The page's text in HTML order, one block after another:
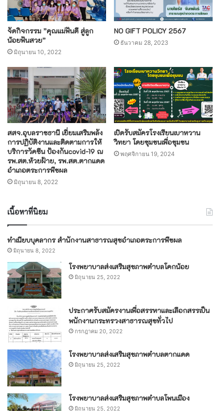
จัดกิจกรรม ”คุณแม่ฟันดี สู่ลูก
น้อยฟันสวย”
มิถุนายน 10, 2022
NO GIFT POLICY 2567
ธันวาคม 28, 2023
สสจ.อุบลราชธานี เยี่ยมเสริมพลัง
การปฏิบัติงานและติดตามการให้
บริการวัคซีน ป้องกันcovid-19 ณ
รพ.สต.ห้วยฝ้าย, รพ.สต.ตากแดด
อำเภอตระการพืชผล
มิถุนายน 8, 2022
เปิดรับสมัครโรงเรียนเบาหวาน
วิทยา โดยชุมชนเพื่อชุมชน
พฤศจิกายน 19, 2024
เนื้อหาที่นิยม
ทำเนียบบุคลากร สำนักงานสาธารณสุขอำเภอตระการพืชผล
มิถุนายน 8, 2022
โรงพยาบาลส่งเสริมสุขภาพตำบลโคกน้อย
มิถุนายน 25, 2022
ประกาศรับสมัครงานเพื่อสรรหาและเลือกสรรเป็น
พนักงานกระทรวงสาธารณสุขทั่วไป
กรกฎาคม 20, 2022
โรงพยาบาลส่งเสริมสุขภาพตำบลตากแดด
มิถุนายน 25, 2022
โรงพยาบาลส่งเสริมสุขภาพตำบลโพนเมือง
มิถุนายน 25, 2022